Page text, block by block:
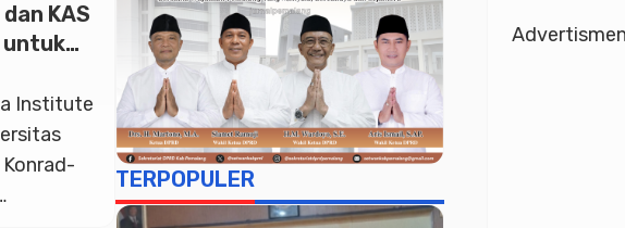
KAS
untuk
Institute
TERPOPULER